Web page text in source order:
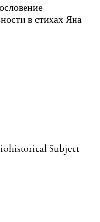
в стихах Яна
Subject